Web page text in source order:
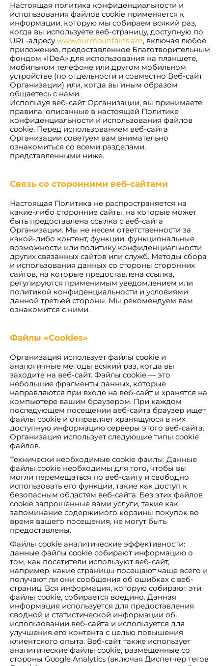
Настоящая политика конфиденциальности и
использования файлов cookie применяется к
информации, которую мы собираем всякий раз,
когда вы используете веб-страницу, доступную по
URL-адресу www.ourmountains.am, включая любое
приложение, предоставленное Благотворительным
фондом «IDeA» для использования на планшете,
мобильном телефоне или другом мобильном
устройстве (по отдельности и совместно Веб-сайт
Организации) или, когда вы иным образом
общаетесь с нами.
Используя веб-сайт Организации, вы принимаете
правила, описанные в настоящей Политике
конфиденциальности и использования файлов
cookie. Перед использованием веб-сайта
Организации советуем вам внимательно
ознакомиться со всеми разделами,
представленными ниже.
Связь со сторонними веб-сайтами
Настоящая Политика не распространяется на
какие-либо сторонние сайты, на которые может
быть предоставлена ссылка с веб-сайта
Организации. Мы не несем ответственности за
какой-либо контент, функции, функциональные
возможности или политику конфиденциальности
других связанных сайтов или служб. Методы сбора
и использования данных со стороны сторонних
сайтов, на которые предоставлена ссылка,
регулируются применимым уведомлением или
политикой конфиденциальности и условиями
данной третьей стороны. Мы рекомендуем вам
ознакомится с ними.
Файлы «Cookies»
Организация использует файлы cookie и
аналогичные методы всякий раз, когда вы
заходите на веб-сайт. Файлы cookie — это
небольшие фрагменты данных, которые
направляются при входе на веб-сайт и хранятся на
компьютере вашим браузером. При каждом
последующем посещении веб-сайта браузер ищет
файлы cookie и отправляет хранящуюся в них
доступную информацию серверы этого веб-сайта.
Организация использует следующие типы cookie
файлов.
Технически необходимые cookie фаилы: Данные
файлы cookie необходимы для того, чтобы вы
могли перемещаться по веб-сайту и свободно
использовать его функции, такие как доступ к
безопасным областям веб-сайта. Без этих файлов
cookie запрошенные вами услуги, такие как
запоминание содержимого корзины покупок во
время вашего посещения, не могут быть
предоставлены.
Файлы cookie аналитические эффективности:
данные файлы cookie собирают информацию о
том, как посетители используют веб-сайт,
например, какие страницы посещают чаще всего и
получают ли они сообщения об ошибках с веб-
страниц. Вся информация, которую собирают эти
файлы cookie, собирается воедино. Данная
информация используется для предоставления
сводной и статистической информации об
использовании веб-сайта и используется для
улучшения его контента с целью повышения
клиентского опыта. Веб-сайт также использует
аналитические файлы cookie, размещенные со
стороны Google Analytics (включая Диспетчер тегов